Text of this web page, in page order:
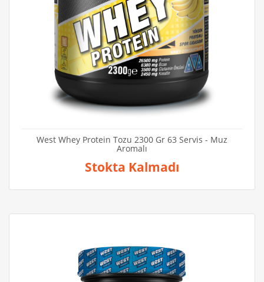
West Whey Protein Tozu 2300 Gr 63 Servis - Muz
Aromalı
Stokta Kalmadı